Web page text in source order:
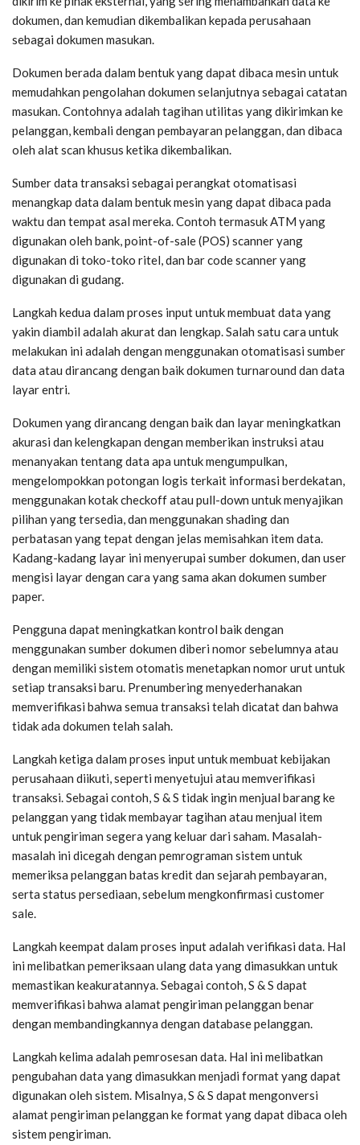
dokumen, dan kemudian dikembalikan kepada perusahaan
sebagai dokumen masukan.
Dokumen berada dalam bentuk yang dapat dibaca mesin untuk
memudahkan pengolahan dokumen selanjutnya sebagai catatan
masukan. Contohnya adalah tagihan utilitas yang dikirimkan ke
pelanggan, kembali dengan pembayaran pelanggan, dan dibaca
oleh alat scan khusus ketika dikembalikan.
Sumber data transaksi sebagai perangkat otomatisasi
menangkap data dalam bentuk mesin yang dapat dibaca pada
waktu dan tempat asal mereka. Contoh termasuk ATM yang
digunakan oleh bank, point-of-sale (POS) scanner yang
digunakan di toko-toko ritel, dan bar code scanner yang
digunakan di gudang.
Langkah kedua dalam proses input untuk membuat data yang
yakin diambil adalah akurat dan lengkap. Salah satu cara untuk
melakukan ini adalah dengan menggunakan otomatisasi sumber
data atau dirancang dengan baik dokumen turnaround dan data
layar entri.
Dokumen yang dirancang dengan baik dan layar meningkatkan
akurasi dan kelengkapan dengan memberikan instruksi atau
menanyakan tentang data apa untuk mengumpulkan,
mengelompokkan potongan logis terkait informasi berdekatan,
menggunakan kotak checkoff atau pull-down untuk menyajikan
pilihan yang tersedia, dan menggunakan shading dan
perbatasan yang tepat dengan jelas memisahkan item data.
Kadang-kadang layar ini menyerupai sumber dokumen, dan user
mengisi layar dengan cara yang sama akan dokumen sumber
paper.
Pengguna dapat meningkatkan kontrol baik dengan
menggunakan sumber dokumen diberi nomor sebelumnya atau
dengan memiliki sistem otomatis menetapkan nomor urut untuk
setiap transaksi baru. Prenumbering menyederhanakan
memverifikasi bahwa semua transaksi telah dicatat dan bahwa
tidak ada dokumen telah salah.
Langkah ketiga dalam proses input untuk membuat kebijakan
perusahaan diikuti, seperti menyetujui atau memverifikasi
transaksi. Sebagai contoh, S & S tidak ingin menjual barang ke
pelanggan yang tidak membayar tagihan atau menjual item
untuk pengiriman segera yang keluar dari saham. Masalah-
masalah ini dicegah dengan pemrograman sistem untuk
memeriksa pelanggan batas kredit dan sejarah pembayaran,
serta status persediaan, sebelum mengkonfirmasi customer
sale.
Langkah keempat dalam proses input adalah verifikasi data. Hal
ini melibatkan pemeriksaan ulang data yang dimasukkan untuk
memastikan keakuratannya. Sebagai contoh, S & S dapat
memverifikasi bahwa alamat pengiriman pelanggan benar
dengan membandingkannya dengan database pelanggan.
Langkah kelima adalah pemrosesan data. Hal ini melibatkan
pengubahan data yang dimasukkan menjadi format yang dapat
digunakan oleh sistem. Misalnya, S & S dapat mengonversi
alamat pengiriman pelanggan ke format yang dapat dibaca oleh
sistem pengiriman.